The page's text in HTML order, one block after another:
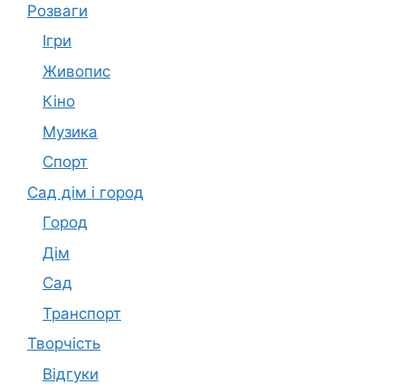
Розваги
Ігри
Живопис
Кіно
Музика
Спорт
Сад дім і город
Город
Дім
Сад
Транспорт
Творчість
Відгуки